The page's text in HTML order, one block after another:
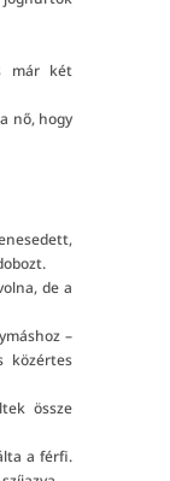
már két
nő, hogy
de a
–
közértes
össze
a férfi.